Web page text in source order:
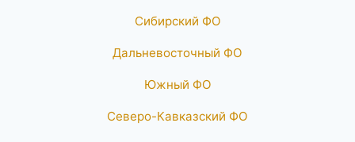
Сибирский ФО
Дальневосточный ФО
Южный ФО
Северо-Кавказский ФО